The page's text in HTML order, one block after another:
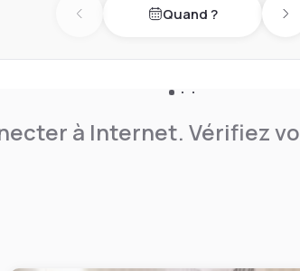
Previous dayQuand ?
à Internet. Vérifiez